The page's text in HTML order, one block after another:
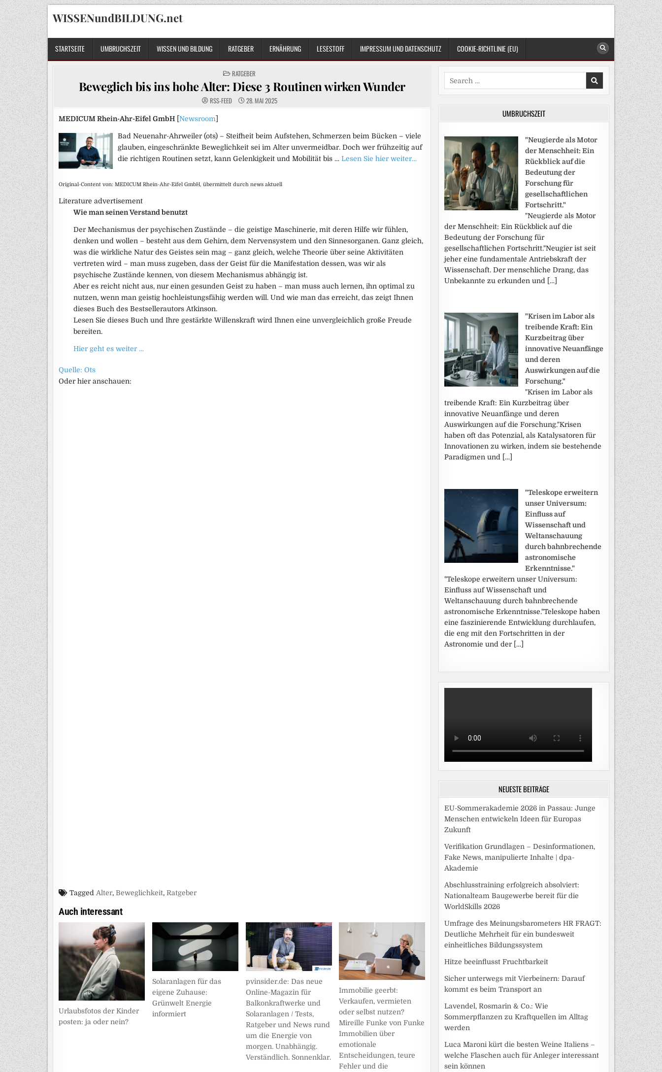
Skip
to
content
WISSENundBILDUNG.net
STARTSEITE UMBRUCHSZEIT WISSEN UND BILDUNG RATGEBER ERNÄHRUNG LESESTOFF IMPRESSUM UND DATENSCHUTZ COOKIE-RICHTLINIE (EU)
POSTED
IN
RATGEBER
Beweglich bis ins hohe Alter: Diese 3 Routinen wirken Wunder
RSS-FEED 28. MAI 2025
MEDICUM Rhein-Ahr-Eifel GmbH Newsroom
Bad Neuenahr-Ahrweiler (ots) – Steifheit beim Aufstehen, Schmerzen beim Bücken – viele
glauben, eingeschränkte Beweglichkeit sei im Alter unvermeidbar. Doch wer frühzeitig auf
die richtigen Routinen setzt, kann Gelenkigkeit und Mobilität bis … Lesen Sie hier weiter…
Original-Content von: MEDICUM Rhein-Ahr-Eifel GmbH, übermittelt durch news aktuell
Literature advertisement
Wie man seinen Verstand benutzt
Der Mechanismus der psychischen Zustände – die geistige Maschinerie, mit deren Hilfe wir fühlen,
denken und wollen – besteht aus dem Gehirn, dem Nervensystem und den Sinnesorganen. Ganz gleich,
was die wirkliche Natur des Geistes sein mag – ganz gleich, welche Theorie über seine Aktivitäten
vertreten wird – man muss zugeben, dass der Geist für die Manifestation dessen, was wir als
psychische Zustände kennen, von diesem Mechanismus abhängig ist.
Aber es reicht nicht aus, nur einen gesunden Geist zu haben – man muss auch lernen, ihn optimal zu
nutzen, wenn man geistig hochleistungsfähig werden will. Und wie man das erreicht, das zeigt Ihnen
dieses Buch des Bestsellerautors Atkinson.
Lesen Sie dieses Buch und Ihre gestärkte Willenskraft wird Ihnen eine unvergleichlich große Freude
bereiten.
Hier geht es weiter …
Quelle: Ots
Oder hier anschauen:
Tagged Alter, Beweglichkeit, Ratgeber
Auch interessant
Urlaubsfotos der Kinder
posten: ja oder nein?
Solaranlagen für das
eigene Zuhause:
Grünwelt Energie
informiert
pvinsider.de: Das neue
Online-Magazin für
Balkonkraftwerke und
Solaranlagen / Tests,
Ratgeber und News rund
um die Energie von
morgen. Unabhängig.
Verständlich. Sonnenklar.
Immobilie geerbt:
Verkaufen, vermieten
oder selbst nutzen?
Mireille Funke von Funke
Immobilien über
emotionale
Entscheidungen, teure
Fehler und die
Search
for:
UMBRUCHSZEIT
"Neugierde als Motor
der Menschheit: Ein
Rückblick auf die
Bedeutung der
Forschung für
gesellschaftlichen
Fortschritt."
"Neugierde als Motor
der Menschheit: Ein Rückblick auf die
Bedeutung der Forschung für
gesellschaftlichen Fortschritt."Neugier ist seit
jeher eine fundamentale Antriebskraft der
Wissenschaft. Der menschliche Drang, das
Unbekannte zu erkunden und […]
"Krisen im Labor als
treibende Kraft: Ein
Kurzbeitrag über
innovative Neuanfänge
und deren
Auswirkungen auf die
Forschung."
"Krisen im Labor als
treibende Kraft: Ein Kurzbeitrag über
innovative Neuanfänge und deren
Auswirkungen auf die Forschung."Krisen
haben oft das Potenzial, als Katalysatoren für
Innovationen zu wirken, indem sie bestehende
Paradigmen und […]
"Teleskope erweitern
unser Universum:
Einfluss auf
Wissenschaft und
Weltanschauung
durch bahnbrechende
astronomische
Erkenntnisse."
"Teleskope erweitern unser Universum:
Einfluss auf Wissenschaft und
Weltanschauung durch bahnbrechende
astronomische Erkenntnisse."Teleskope haben
eine faszinierende Entwicklung durchlaufen,
die eng mit den Fortschritten in der
Astronomie und der […]
NEUESTE BEITRÄGE
EU-Sommerakademie 2026 in Passau: Junge
Menschen entwickeln Ideen für Europas
Zukunft
Verifikation Grundlagen – Desinformationen,
Fake News, manipulierte Inhalte | dpa-
Akademie
Abschlusstraining erfolgreich absolviert:
Nationalteam Baugewerbe bereit für die
WorldSkills 2026
Umfrage des Meinungsbarometers HR FRAGT:
Deutliche Mehrheit für ein bundesweit
einheitliches Bildungssystem
Hitze beeinflusst Fruchtbarkeit
Sicher unterwegs mit Vierbeinern: Darauf
kommt es beim Transport an
Lavendel, Rosmarin & Co.: Wie
Sommerpflanzen zu Kraftquellen im Alltag
werden
Luca Maroni kürt die besten Weine Italiens –
welche Flaschen auch für Anleger interessant
sein können